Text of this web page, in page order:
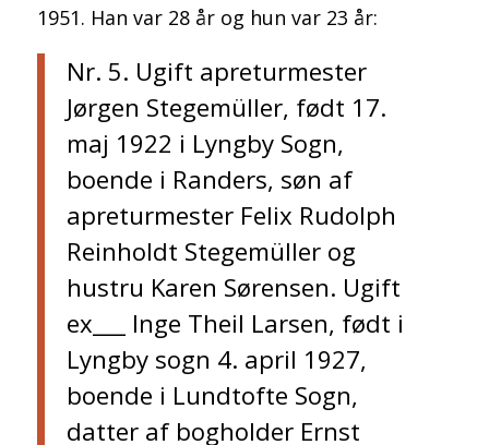
1951. Han var 28 år og hun var 23 år:
Nr. 5. Ugift apreturmester
Jørgen Stegemüller, født 17.
maj 1922 i Lyngby Sogn,
boende i Randers, søn af
apreturmester Felix Rudolph
Reinholdt Stegemüller og
hustru Karen Sørensen. Ugift
ex___ Inge Theil Larsen, født i
Lyngby sogn 4. april 1927,
boende i Lundtofte Sogn,
datter af bogholder Ernst